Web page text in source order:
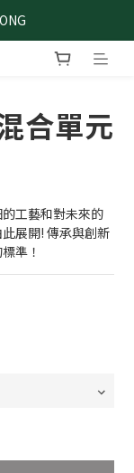
合單元
工藝和對未來的
展開! 傳承與創新
準！